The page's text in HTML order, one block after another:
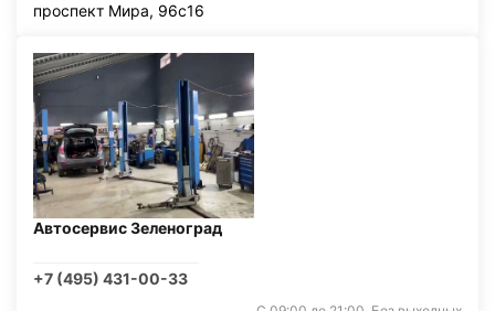
проспект Мира, 96с16
Автосервис Зеленоград
+7 (495) 431-00-33